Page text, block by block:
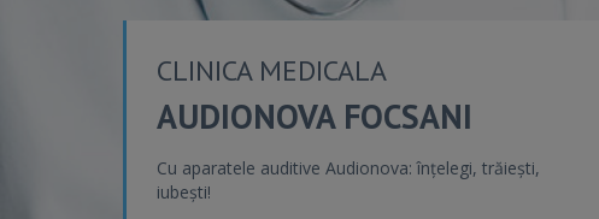
CLINICA MEDICALA
AUDIONOVA FOCSANI
Cu aparatele auditive Audionova: înțelegi, trăiești,
iubești!